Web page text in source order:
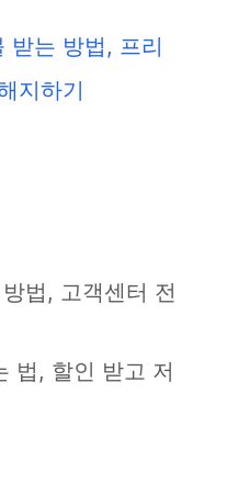
받는 방법, 프리
지하기
법, 고객센터 전
법, 할인 받고 저